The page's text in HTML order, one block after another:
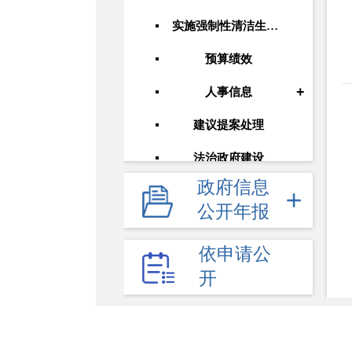
实施强制性清洁生产审核企业名单
预算绩效
人事信息 +
建议提案处理
法治政府建设
权力清单
环境影响评价管理
水环境管理
噪声污染防治
政府信息
公开年报
依申请公
开